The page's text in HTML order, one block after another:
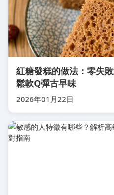
紅糖發糕的做法：零失
鬆軟Q彈古早味
2026年01月22日